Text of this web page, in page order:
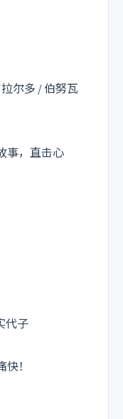
拉尔多 / 伯努瓦
事，直击心
代子
！